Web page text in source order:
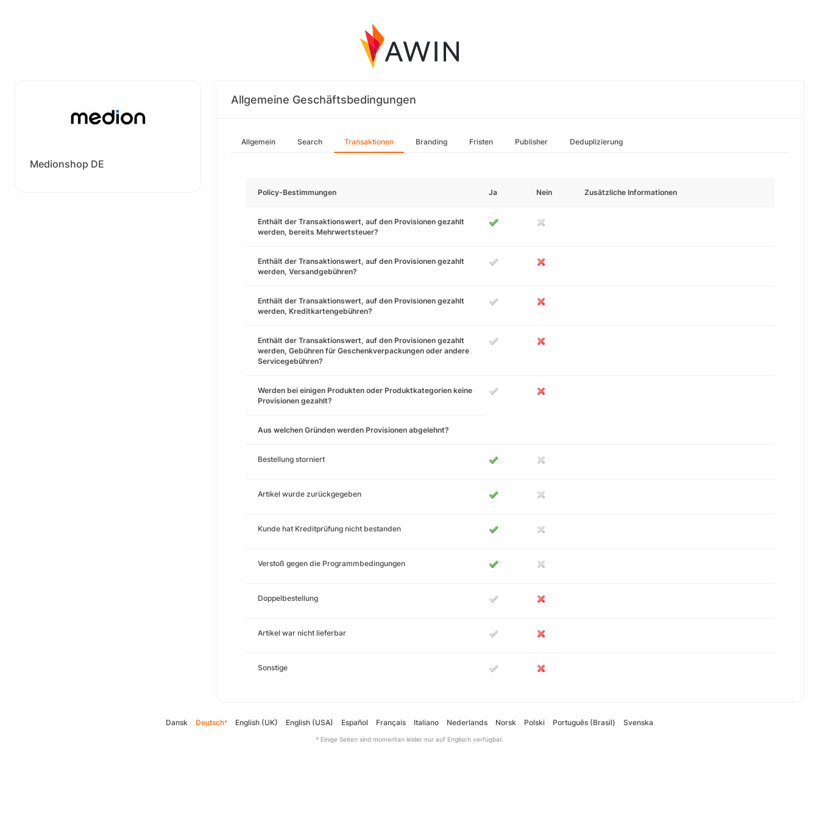
Medionshop DE
Allgemeine Geschäftsbedingungen
Allgemein Search Transaktionen Branding Fristen Publisher Deduplizierung
Policy-Bestimmungen Ja Nein Zusätzliche Informationen
Enthält der Transaktionswert, auf den Provisionen gezahlt
werden, bereits Mehrwertsteuer?
Enthält der Transaktionswert, auf den Provisionen gezahlt
werden, Versandgebühren?
Enthält der Transaktionswert, auf den Provisionen gezahlt
werden, Kreditkartengebühren?
Enthält der Transaktionswert, auf den Provisionen gezahlt
werden, Gebühren für Geschenkverpackungen oder andere
Servicegebühren?
Werden bei einigen Produkten oder Produktkategorien keine
Provisionen gezahlt?
Aus welchen Gründen werden Provisionen abgelehnt?
Bestellung storniert
Artikel wurde zurückgegeben
Kunde hat Kreditprüfung nicht bestanden
Verstoß gegen die Programmbedingungen
Doppelbestellung
Artikel war nicht lieferbar
Sonstige
Dansk Deutsch* English (UK) English (USA) Español Français Italiano Nederlands Norsk Polski Português (Brasil) Svenska
* Einige Seiten sind momentan leider nur auf Englisch verfügbar.